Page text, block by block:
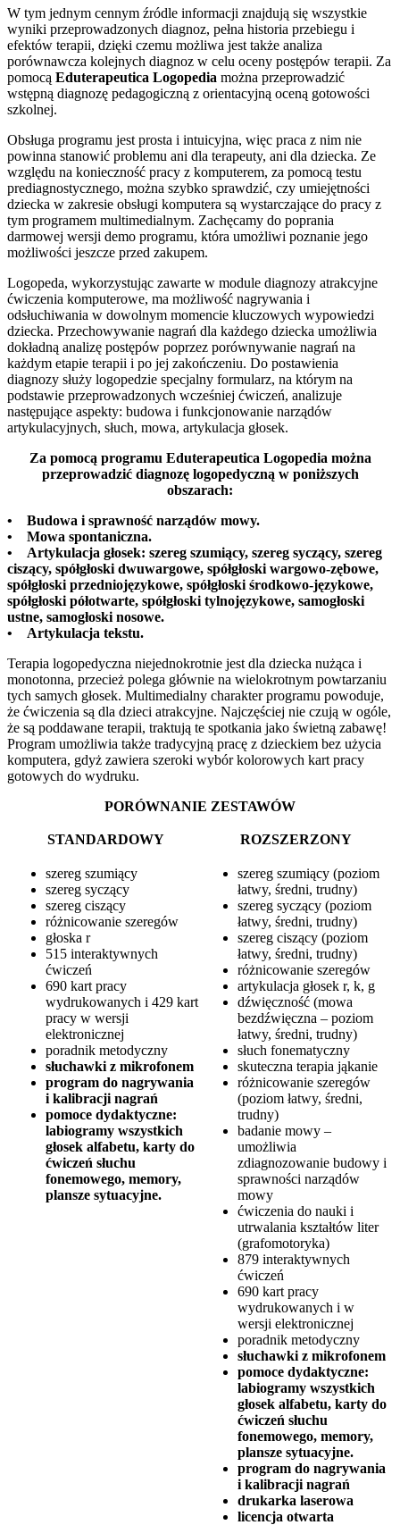
W tym jednym cennym źródle informacji znajdują się wszystkie
wyniki przeprowadzonych diagnoz, pełna historia przebiegu i
efektów terapii, dzięki czemu możliwa jest także analiza
porównawcza kolejnych diagnoz w celu oceny postępów terapii. Za
pomocą Eduterapeutica Logopedia można przeprowadzić
wstępną diagnozę pedagogiczną z orientacyjną oceną gotowości
szkolnej.
Obsługa programu jest prosta i intuicyjna, więc praca z nim nie
powinna stanowić problemu ani dla terapeuty, ani dla dziecka. Ze
względu na konieczność pracy z komputerem, za pomocą testu
prediagnostycznego, można szybko sprawdzić, czy umiejętności
dziecka w zakresie obsługi komputera są wystarczające do pracy z
tym programem multimedialnym. Zachęcamy do poprania
darmowej wersji demo programu, która umożliwi poznanie jego
możliwości jeszcze przed zakupem.
Logopeda, wykorzystując zawarte w module diagnozy atrakcyjne
ćwiczenia komputerowe, ma możliwość nagrywania i
odsłuchiwania w dowolnym momencie kluczowych wypowiedzi
dziecka. Przechowywanie nagrań dla każdego dziecka umożliwia
dokładną analizę postępów poprzez porównywanie nagrań na
każdym etapie terapii i po jej zakończeniu. Do postawienia
diagnozy służy logopedzie specjalny formularz, na którym na
podstawie przeprowadzonych wcześniej ćwiczeń, analizuje
następujące aspekty: budowa i funkcjonowanie narządów
artykulacyjnych, słuch, mowa, artykulacja głosek.
Za pomocą programu Eduterapeutica Logopedia można
przeprowadzić diagnozę logopedyczną w poniższych
obszarach:
• Budowa i sprawność narządów mowy.
• Mowa spontaniczna.
• Artykulacja głosek: szereg szumiący, szereg syczący, szereg
ciszący, spółgłoski dwuwargowe, spółgłoski wargowo-zębowe,
spółgłoski przedniojęzykowe, spółgłoski środkowo-językowe,
spółgłoski półotwarte, spółgłoski tylnojęzykowe, samogłoski
ustne, samogłoski nosowe.
• Artykulacja tekstu.
Terapia logopedyczna niejednokrotnie jest dla dziecka nużąca i
monotonna, przecież polega głównie na wielokrotnym powtarzaniu
tych samych głosek. Multimedialny charakter programu powoduje,
że ćwiczenia są dla dzieci atrakcyjne. Najczęściej nie czują w ogóle,
że są poddawane terapii, traktują te spotkania jako świetną zabawę!
Program umożliwia także tradycyjną pracę z dzieckiem bez użycia
komputera, gdyż zawiera szeroki wybór kolorowych kart pracy
gotowych do wydruku.
PORÓWNANIE ZESTAWÓW
STANDARDOWY ROZSZERZONY
szereg szumiący
szereg syczący
szereg ciszący
różnicowanie szeregów
głoska r
515 interaktywnych
ćwiczeń
690 kart pracy
wydrukowanych i 429 kart
pracy w wersji
elektronicznej
poradnik metodyczny
słuchawki z mikrofonem
program do nagrywania
i kalibracji nagrań
pomoce dydaktyczne:
labiogramy wszystkich
głosek alfabetu, karty do
ćwiczeń słuchu
fonemowego, memory,
plansze sytuacyjne.
szereg szumiący (poziom
łatwy, średni, trudny)
szereg syczący (poziom
łatwy, średni, trudny)
szereg ciszący (poziom
łatwy, średni, trudny)
różnicowanie szeregów
artykulacja głosek r, k, g
dźwięczność (mowa
bezdźwięczna – poziom
łatwy, średni, trudny)
słuch fonematyczny
skuteczna terapia jąkanie
różnicowanie szeregów
(poziom łatwy, średni,
trudny)
badanie mowy –
umożliwia
zdiagnozowanie budowy i
sprawności narządów
mowy
ćwiczenia do nauki i
utrwalania kształtów liter
(grafomotoryka)
879 interaktywnych
ćwiczeń
690 kart pracy
wydrukowanych i w
wersji elektronicznej
poradnik metodyczny
słuchawki z mikrofonem
pomoce dydaktyczne:
labiogramy wszystkich
głosek alfabetu, karty do
ćwiczeń słuchu
fonemowego, memory,
plansze sytuacyjne.
program do nagrywania
i kalibracji nagrań
drukarka laserowa
licencja otwarta